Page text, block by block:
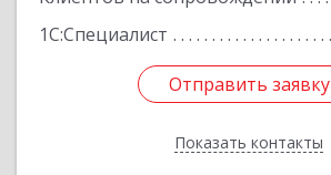
1С:Специалист
Отправить заявку
Показать контакты
Отправить заявку
Назад